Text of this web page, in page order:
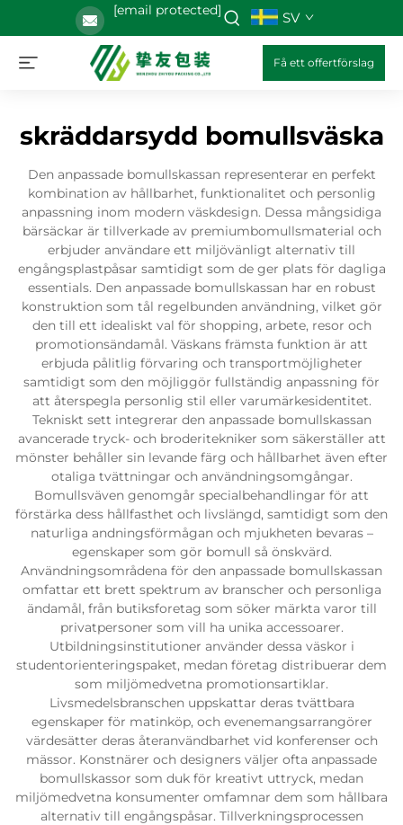
[email protected] SV
Få ett offertförslag
skräddarsydd bomullsväska
Den anpassade bomullskassan representerar en perfekt
kombination av hållbarhet, funktionalitet och personlig
anpassning inom modern väskdesign. Dessa mångsidiga
bärsäckar är tillverkade av premiumbomullsmaterial och
erbjuder användare ett miljövänligt alternativ till
engångsplastpåsar samtidigt som de ger plats för dagliga
essentials. Den anpassade bomullskassan har en robust
konstruktion som tål regelbunden användning, vilket gör
den till ett idealiskt val för shopping, arbete, resor och
promotionsändamål. Väskans främsta funktion är att
erbjuda pålitlig förvaring och transportmöjligheter
samtidigt som den möjliggör fullständig anpassning för
att återspegla personlig stil eller varumärkesidentitet.
Tekniskt sett integrerar den anpassade bomullskassan
avancerade tryck- och broderitekniker som säkerställer att
mönster behåller sin levande färg och hållbarhet även efter
otaliga tvättningar och användningsomgångar.
Bomullsväven genomgår specialbehandlingar för att
förstärka dess hållfasthet och livslängd, samtidigt som den
naturliga andningsförmågan och mjukheten bevaras –
egenskaper som gör bomull så önskvärd.
Användningsområdena för den anpassade bomullskassan
omfattar ett brett spektrum av branscher och personliga
ändamål, från butiksforetag som söker märkta varor till
privatpersoner som vill ha unika accessoarer.
Utbildningsinstitutioner använder dessa väskor i
studentorienteringspaket, medan företag distribuerar dem
som miljömedvetna promotionsartiklar.
Livsmedelsbranschen uppskattar deras tvättbara
egenskaper för matinköp, och evenemangsarrangörer
värdesätter deras återanvändbarhet vid konferenser och
mässor. Konstnärer och designers väljer ofta anpassade
bomullskassor som duk för kreativt uttryck, medan
miljömedvetna konsumenter omfamnar dem som hållbara
alternativ till engångspåsar. Tillverkningsprocessen